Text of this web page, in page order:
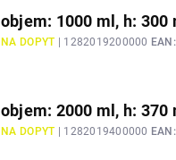
objem: 1000 ml, h: 300
NA DOPYT | 1282019200000 EAN:
objem: 2000 ml, h: 370
NA DOPYT | 1282019400000 EAN: